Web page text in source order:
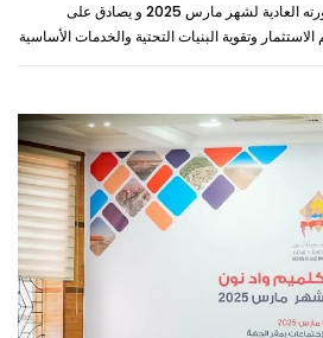
مجلس جهة كلميم واد نون يعقد دورته العادية لشهر مارس 2025 و يصادق على
وتقوية البنيات التحتية والخدمات الأساسية